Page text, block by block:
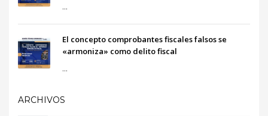
...
El concepto comprobantes fiscales falsos se
«armoniza» como delito fiscal
...
ARCHIVOS